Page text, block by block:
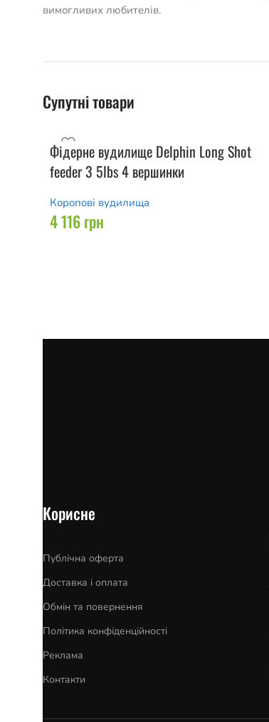
вимогливих любителів.
Супутні товари
Фідерне вудилище Delphin Long Shot
feeder 3 5lbs 4 вершинки
Коропові вудилища
4 116грн
Корисне
Публічна оферта
Доставка і оплата
Обмін та повернення
Політика конфіденційності
Реклама
Контакти